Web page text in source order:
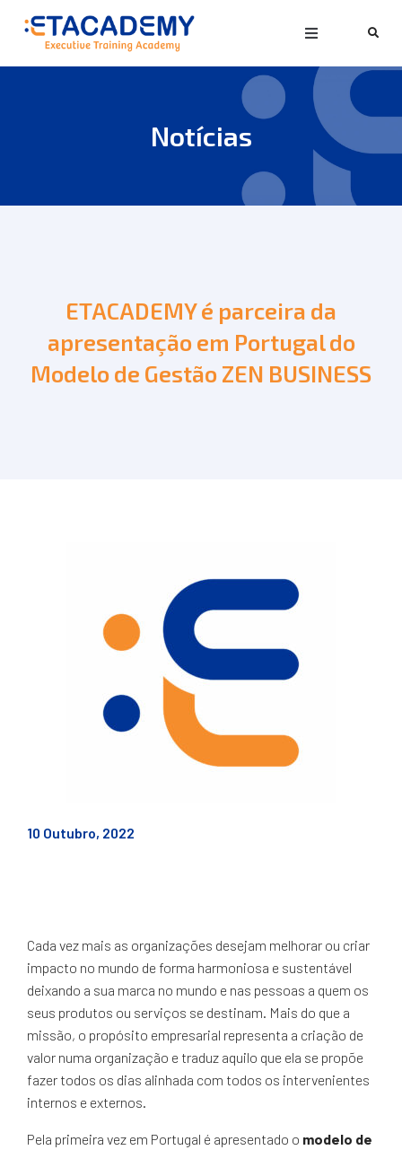
Notícias
ETACADEMY é parceira da
apresentação em Portugal do
Modelo de Gestão ZEN BUSINESS
10 Outubro, 2022
Cada vez mais as organizações desejam melhorar ou criar
impacto no mundo de forma harmoniosa e sustentável
deixando a sua marca no mundo e nas pessoas a quem os
seus produtos ou serviços se destinam. Mais do que a
missão, o propósito empresarial representa a criação de
valor numa organização e traduz aquilo que ela se propõe
fazer todos os dias alinhada com todos os intervenientes
internos e externos.
Pela primeira vez em Portugal é apresentado o modelo de